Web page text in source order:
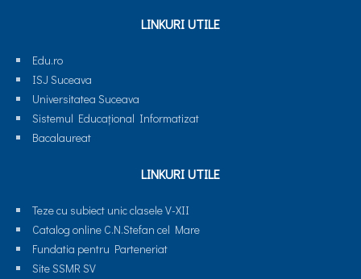
LINKURI UTILE
Edu.ro
ISJ Suceava
Universitatea Suceava
Sistemul Educaţional Informatizat
Bacalaureat
LINKURI UTILE
Teze cu subiect unic clasele V-XII
Catalog online C.N.Stefan cel Mare
Fundatia pentru Parteneriat
Site SSMR SV